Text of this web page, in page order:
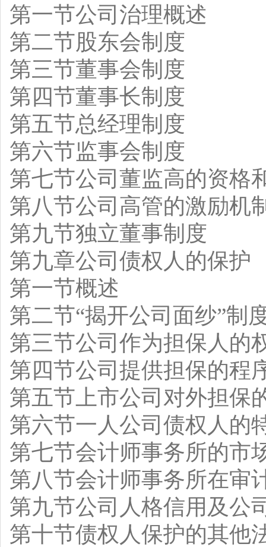
第一节公司治理概述
第二节股东会制度
第三节董事会制度
第四节董事长制度
第五节总经理制度
第六节监事会制度
第七节公司董监高的资格
第八节公司高管的激励机
第九节独立董事制度
第九章公司债权人的保护
第一节概述
第二节“揭开公司面纱”制
第三节公司作为担保人的
第四节公司提供担保的程
第五节上市公司对外担保
第六节一人公司债权人的
第七节会计师事务所的市
第八节会计师事务所在审
第九节公司人格信用及公
第十节债权人保护的其他